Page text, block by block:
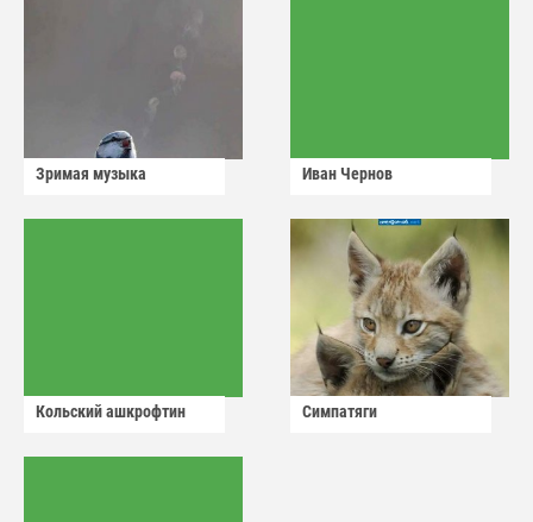
Зримая музыка Иван Чернов
Кольский ашкрофтин Симпатяги